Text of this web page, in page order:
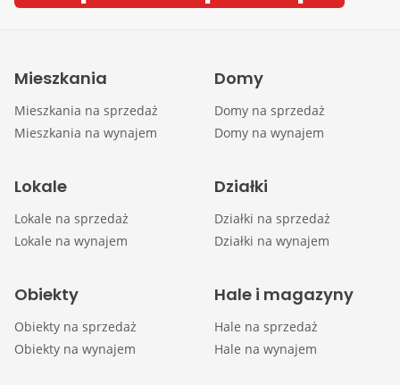
Mieszkania
Mieszkania na sprzedaż
Mieszkania na wynajem
Domy
Domy na sprzedaż
Domy na wynajem
Lokale
Lokale na sprzedaż
Lokale na wynajem
Działki
Działki na sprzedaż
Działki na wynajem
Obiekty
Obiekty na sprzedaż
Obiekty na wynajem
Hale i magazyny
Hale na sprzedaż
Hale na wynajem